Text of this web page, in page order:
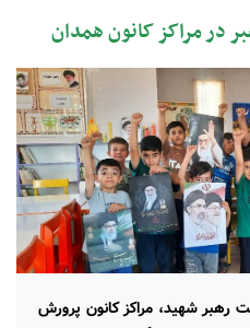
در مراکز کانون همدان
رهبر شهید، مراکز کانون پرورش